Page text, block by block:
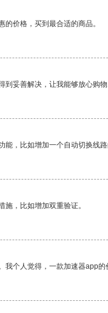
价格，买到最合适的商品。
妥善解决，让我能够放心购物
，比如增加一个自动切换线路
，比如增加双重验证。
个人觉得，一款加速器app的